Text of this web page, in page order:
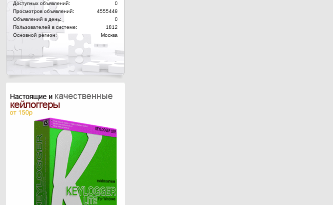
Доступных объявлений:
0
Просмотров объявлений:
4555449
Объявлений в день:
0
Пользователей в системе:
1812
Основной регион:
Москва